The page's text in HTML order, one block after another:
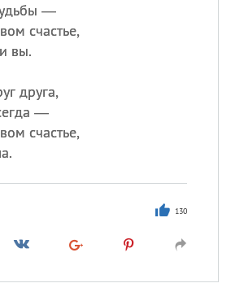
—
счастье,
вы.
друга,
—
счастье,
130